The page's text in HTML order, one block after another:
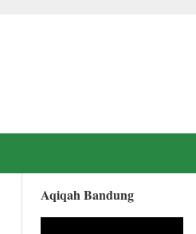
Aqiqah Bandung